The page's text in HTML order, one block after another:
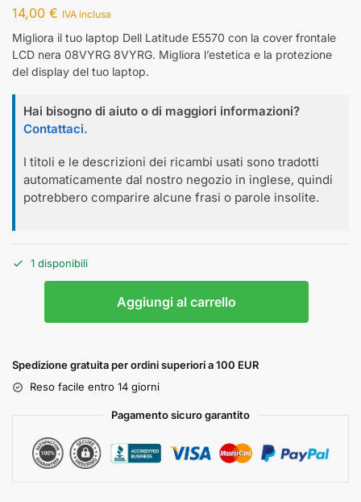
14,00 € IVA inclusa
Migliora il tuo laptop Dell Latitude E5570 con la cover frontale
LCD nera 08VYRG 8VYRG. Migliora l’estetica e la protezione
del display del tuo laptop.
Hai bisogno di aiuto o di maggiori informazioni?
Contattaci.
I titoli e le descrizioni dei ricambi usati sono tradotti
automaticamente dal nostro negozio in inglese, quindi
potrebbero comparire alcune frasi o parole insolite.
1 disponibili
Aggiungi al carrello
Spedizione gratuita per ordini superiori a 100 EUR
Reso facile entro 14 giorni
Pagamento sicuro garantito